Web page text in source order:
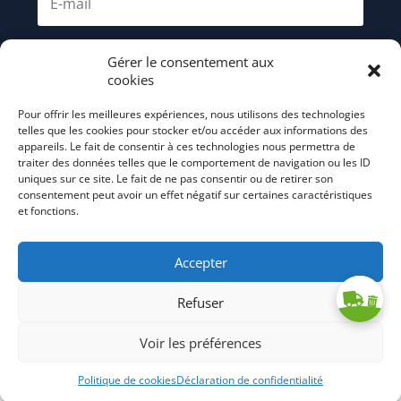
Gérer le consentement aux
cookies
Pour offrir les meilleures expériences, nous utilisons des technologies
telles que les cookies pour stocker et/ou accéder aux informations des
appareils. Le fait de consentir à ces technologies nous permettra de
traiter des données telles que le comportement de navigation ou les ID
uniques sur ce site. Le fait de ne pas consentir ou de retirer son
consentement peut avoir un effet négatif sur certaines caractéristiques
et fonctions.
Accepter
Refuser
Voir les préférences
Politique de cookiesDéclaration de confidentialité
niveau du stade Gérard Houllier (1 place de stationnement)
Rue Nungesser & Coli derrière la MLC François Truffaut
Rue Jacques Prévert côté bd André Brémont (entre la
palissade de chantier et allée menant à la crèche parentale)
Rue Gambetta angle rue Jacques Prévert
Aire des Diablots derrière le parking de la médiathèque
1- Centre-ville : place du Marché
2- Les Côteaux : parking à l’angle des rues Gabriel-Péri et la
5-Sainte-Honorine : rue des Lilas (espace vert du parking de la
S'abonner